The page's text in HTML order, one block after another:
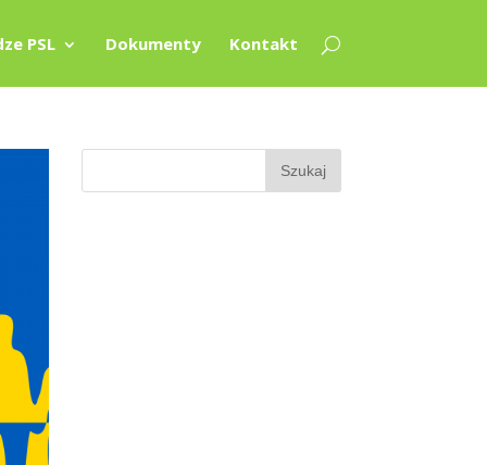
PSL Dokumenty Kontakt